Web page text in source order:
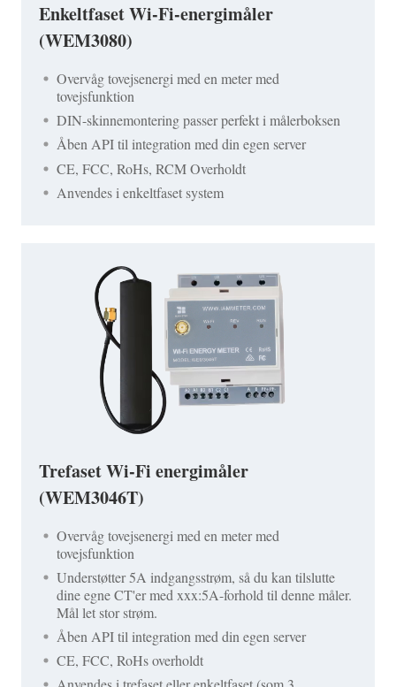
Enkeltfaset Wi-Fi-energimåler
(WEM3080)
Overvåg tovejsenergi med en meter med
tovejsfunktion
DIN-skinnemontering passer perfekt i målerboksen
Åben API til integration med din egen server
CE, FCC, RoHs, RCM Overholdt
Anvendes i enkeltfaset system
Trefaset Wi-Fi energimåler
(WEM3046T)
Overvåg tovejsenergi med en meter med
tovejsfunktion
Understøtter 5A indgangsstrøm, så du kan tilslutte
dine egne CT'er med xxx:5A-forhold til denne måler.
Mål let stor strøm.
Åben API til integration med din egen server
CE, FCC, RoHs overholdt